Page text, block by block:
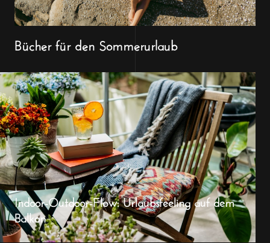
Bücher für den Sommerurlaub
Indoor-Outdoor-Flow: Urlaubsfeeling auf dem
Balkon